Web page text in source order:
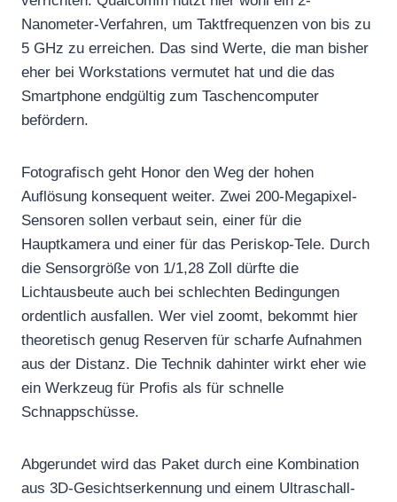
Nanometer-Verfahren, um Taktfrequenzen von bis zu
5 GHz zu erreichen. Das sind Werte, die man bisher
eher bei Workstations vermutet hat und die das
Smartphone endgültig zum Taschencomputer
befördern.
Fotografisch geht Honor den Weg der hohen
Auflösung konsequent weiter. Zwei 200-Megapixel-
Sensoren sollen verbaut sein, einer für die
Hauptkamera und einer für das Periskop-Tele. Durch
die Sensorgröße von 1/1,28 Zoll dürfte die
Lichtausbeute auch bei schlechten Bedingungen
ordentlich ausfallen. Wer viel zoomt, bekommt hier
theoretisch genug Reserven für scharfe Aufnahmen
aus der Distanz. Die Technik dahinter wirkt eher wie
ein Werkzeug für Profis als für schnelle
Schnappschüsse.
Abgerundet wird das Paket durch eine Kombination
aus 3D-Gesichtserkennung und einem Ultraschall-